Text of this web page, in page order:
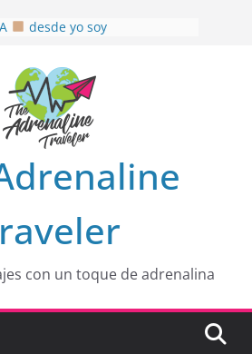
desde yo soy
DEL CACAO: Excelente
AL NATURALSHH !!
PERSPECTIVA de RÍO EL
con un toque de adrenalina